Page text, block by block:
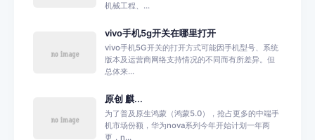
机械工程、...
vivo手机5g开关在哪里打开
vivo手机5G开关的打开方式可能因手机型号、系统
版本及运营商网络支持情况的不同而有所差异。但
总体来...
原创 麒...
为了普及原生鸿蒙（鸿蒙5.0），抢占更多的中端手
机市场份额，华为nova系列今年开始计划一年两
更，n...